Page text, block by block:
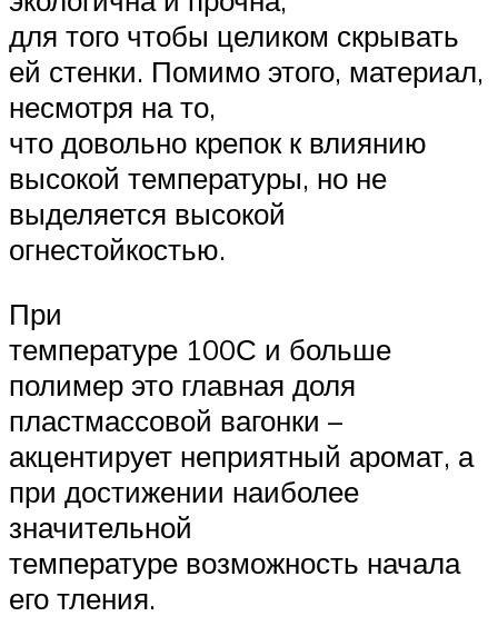
для того чтобы целиком скрывать
ей стенки. Помимо этого, материал,
несмотря на то,
что довольно крепок к влиянию
высокой температуры, но не
выделяется высокой
огнестойкостью.
При
температуре 100С и больше
полимер это главная доля
пластмассовой вагонки –
акцентирует неприятный аромат, а
при достижении наиболее
значительной
температуре возможность начала
его тления.